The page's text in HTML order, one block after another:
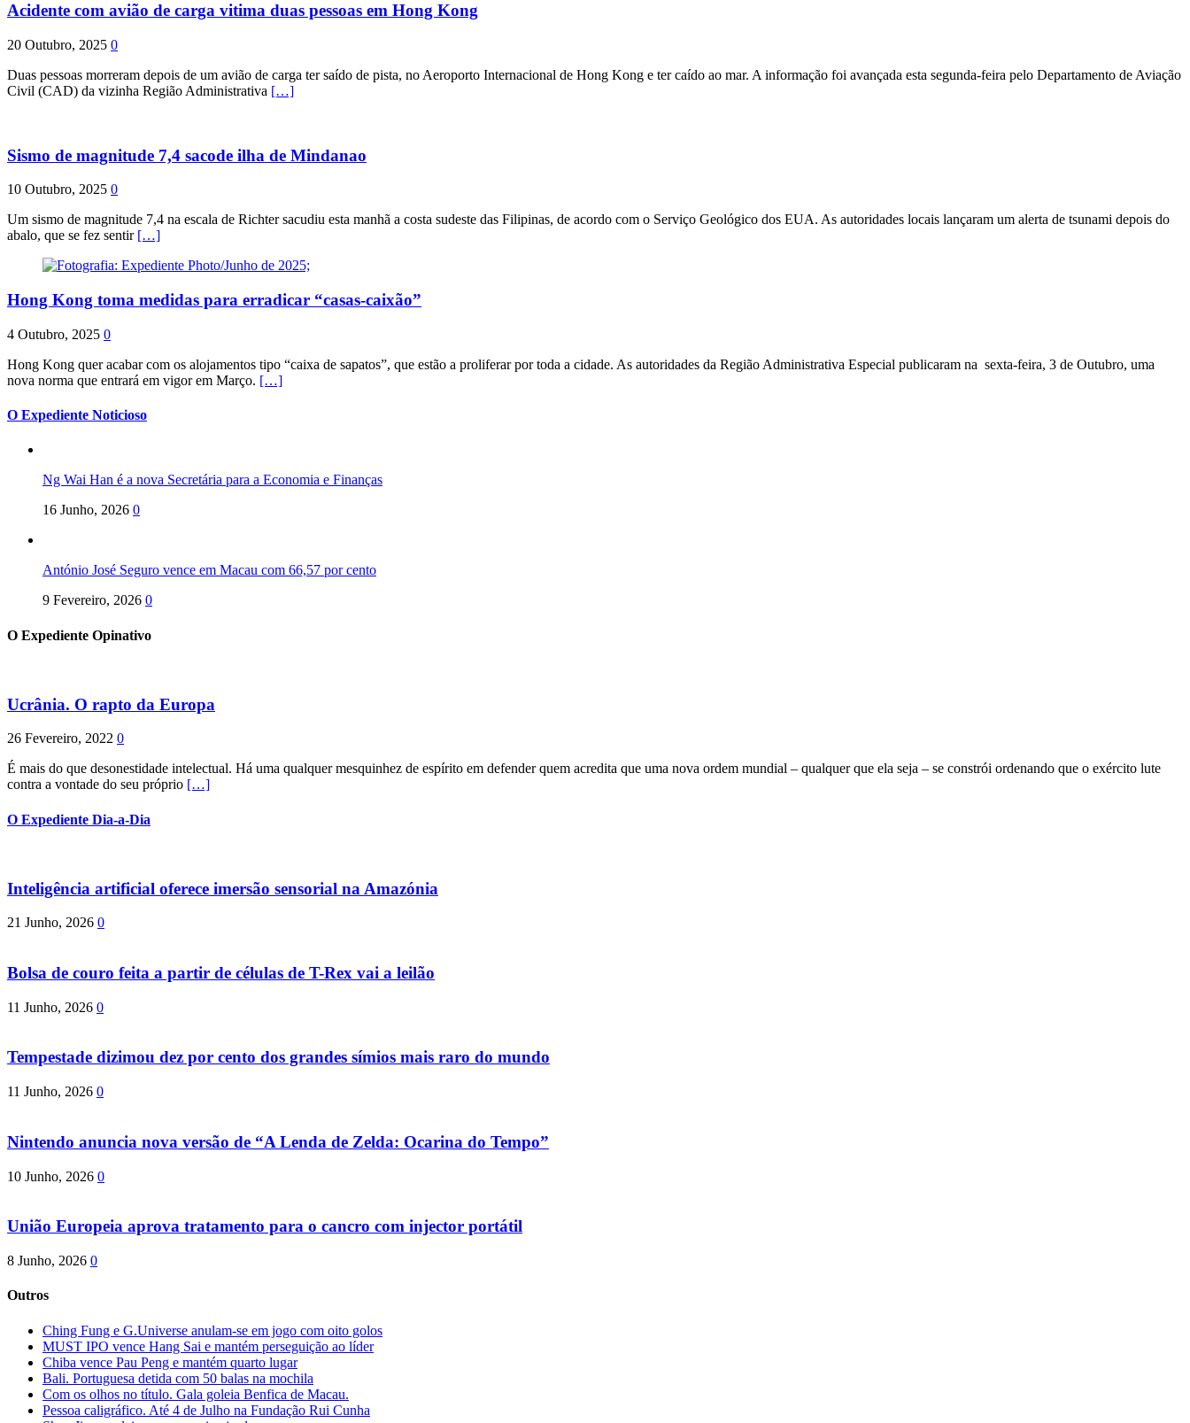
Acidente com avião de carga vitima duas pessoas em Hong Kong
20 Outubro, 2025 0
Duas pessoas morreram depois de um avião de carga ter saído de pista, no Aeroporto Internacional de Hong Kong e ter caído ao mar. A informação foi avançada esta segunda-feira pelo Departamento de Aviação
Civil (CAD) da vizinha Região Administrativa […]
Sismo de magnitude 7,4 sacode ilha de Mindanao
10 Outubro, 2025 0
Um sismo de magnitude 7,4 na escala de Richter sacudiu esta manhã a costa sudeste das Filipinas, de acordo com o Serviço Geológico dos EUA. As autoridades locais lançaram um alerta de tsunami depois do
abalo, que se fez sentir […]
Hong Kong toma medidas para erradicar “casas-caixão”
4 Outubro, 2025 0
Hong Kong quer acabar com os alojamentos tipo “caixa de sapatos”, que estão a proliferar por toda a cidade. As autoridades da Região Administrativa Especial publicaram na sexta-feira, 3 de Outubro, uma
nova norma que entrará em vigor em Março. […]
O Expediente Noticioso
Ng Wai Han é a nova Secretária para a Economia e Finanças
16 Junho, 2026 0
António José Seguro vence em Macau com 66,57 por cento
9 Fevereiro, 2026 0
O Expediente Opinativo
Ucrânia. O rapto da Europa
26 Fevereiro, 2022 0
É mais do que desonestidade intelectual. Há uma qualquer mesquinhez de espírito em defender quem acredita que uma nova ordem mundial – qualquer que ela seja – se constrói ordenando que o exército lute
contra a vontade do seu próprio […]
O Expediente Dia-a-Dia
Inteligência artificial oferece imersão sensorial na Amazónia
21 Junho, 2026 0
Bolsa de couro feita a partir de células de T-Rex vai a leilão
11 Junho, 2026 0
Tempestade dizimou dez por cento dos grandes símios mais raro do mundo
11 Junho, 2026 0
Nintendo anuncia nova versão de “A Lenda de Zelda: Ocarina do Tempo”
10 Junho, 2026 0
União Europeia aprova tratamento para o cancro com injector portátil
8 Junho, 2026 0
Outros
Ching Fung e G.Universe anulam-se em jogo com oito golos
MUST IPO vence Hang Sai e mantém perseguição ao líder
Chiba vence Pau Peng e mantém quarto lugar
Bali. Portuguesa detida com 50 balas na mochila
Com os olhos no título. Gala goleia Benfica de Macau.
Pessoa caligráfico. Até 4 de Julho na Fundação Rui Cunha